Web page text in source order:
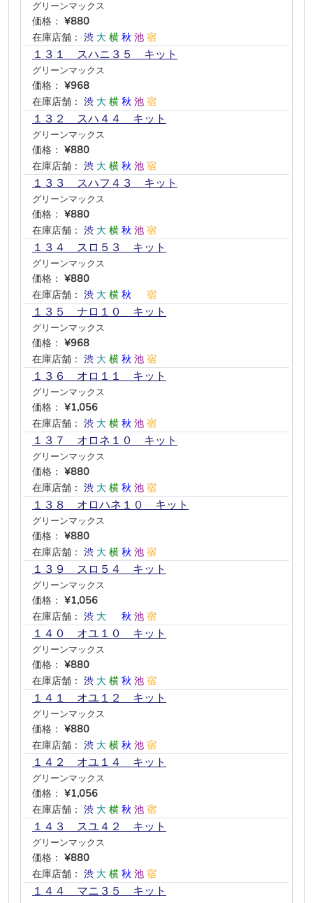
グリーンマックス
価格： ¥880
在庫店舗： 渋 大 横 秋 池 宿
１３１ スハニ３５ キット
グリーンマックス
価格： ¥968
在庫店舗： 渋 大 横 秋 池 宿
１３２ スハ４４ キット
グリーンマックス
価格： ¥880
在庫店舗： 渋 大 横 秋 池 宿
１３３ スハフ４３ キット
グリーンマックス
価格： ¥880
在庫店舗： 渋 大 横 秋 池 宿
１３４ スロ５３ キット
グリーンマックス
価格： ¥880
在庫店舗： 渋 大 横 秋 宿
１３５ ナロ１０ キット
グリーンマックス
価格： ¥968
在庫店舗： 渋 大 横 秋 池 宿
１３６ オロ１１ キット
グリーンマックス
価格： ¥1,056
在庫店舗： 渋 大 横 秋 池 宿
１３７ オロネ１０ キット
グリーンマックス
価格： ¥880
在庫店舗： 渋 大 横 秋 池 宿
１３８ オロハネ１０ キット
グリーンマックス
価格： ¥880
在庫店舗： 渋 大 横 秋 池 宿
１３９ スロ５４ キット
グリーンマックス
価格： ¥1,056
在庫店舗： 渋 大 秋 池 宿
１４０ オユ１０ キット
グリーンマックス
価格： ¥880
在庫店舗： 渋 大 横 秋 池 宿
１４１ オユ１２ キット
グリーンマックス
価格： ¥880
在庫店舗： 渋 大 横 秋 池 宿
１４２ オユ１４ キット
グリーンマックス
価格： ¥1,056
在庫店舗： 渋 大 横 秋 池 宿
１４３ スユ４２ キット
グリーンマックス
価格： ¥880
在庫店舗： 渋 大 横 秋 池 宿
１４４ マニ３５ キット